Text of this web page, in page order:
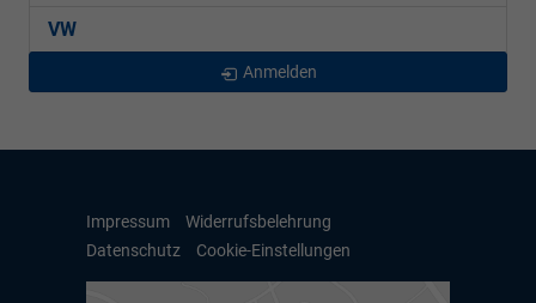
VW
Anmelden
Impressum
Widerrufsbelehrung
Datenschutz
Cookie-Einstellungen